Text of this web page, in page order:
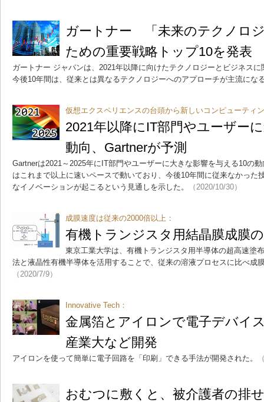
ガートナー 「未来のテクノロ
ための重要戦略トップ10を発表
ガートナー ジャパンは、2021年以降に向けたテクノロジーとビジネス
今後10年間は、従来とは異なるテクノロジーへのアプローチが主流にな
仮想エクスペリエンスの台頭から新しいコンピューティ
2021年以降にIT部門やユーザー
動向、Gartnerが予測
Gartnerは2021～2025年にIT部門やユーザーに大きな影響を与える10の
はこれまで以上に速いペースで動いており、今後10年間に従来なかった
なイノベーションが起こるという見通しを示した。
（2020/10/30）
成膜速度は従来の2000倍以上：
有機トランジスタ用結晶膜成膜
東京工業大学は、有機トランジスタ用半導体の超高速塗
法と液晶性有機半導体を活用することで、従来の溶液プロセスに比べ成
（2020/7/9）
Innovative Tech：
金属箔とアイロンで電子デバイ
産業大など開発
アイロンを使って簡単に電子回路を「印刷」できる手法が開発された。
おむつに敷くと、被介護者の排